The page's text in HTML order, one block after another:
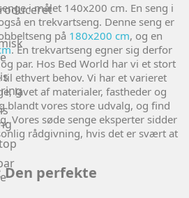
i målet 140x200 cm. En seng i
en trekvartseng. Denne seng er
på 180x200 cm, og en
. En trekvartseng egner sig derfor
par. Hos Bed World har vi et stort
ethvert behov. Vi har et varieret
lavet af materialer, fastheder og
blandt vores store udvalg, og find
Vores søde senge eksperter sidder
rådgivning, hvis det er svært at
Den perfekte